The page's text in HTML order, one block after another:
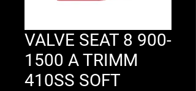
VALVE SEAT 8 900-
1500 A TRIMM
410SS SOFT